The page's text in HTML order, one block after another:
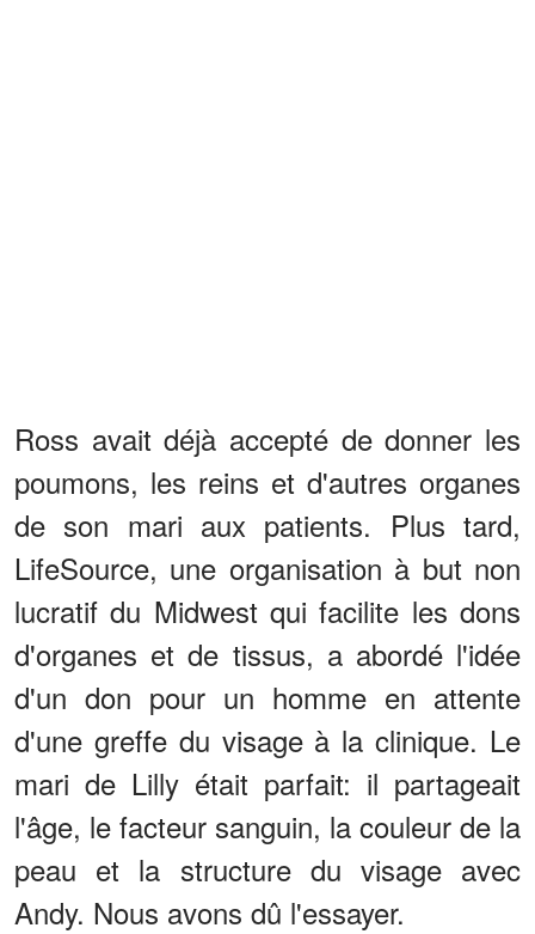
Ross avait déjà accepté de donner les
poumons, les reins et d'autres organes
de son mari aux patients. Plus tard,
LifeSource, une organisation à but non
lucratif du Midwest qui facilite les dons
d'organes et de tissus, a abordé l'idée
d'un don pour un homme en attente
d'une greffe du visage à la clinique. Le
mari de Lilly était parfait: il partageait
l'âge, le facteur sanguin, la couleur de la
peau et la structure du visage avec
Andy. Nous avons dû l'essayer.